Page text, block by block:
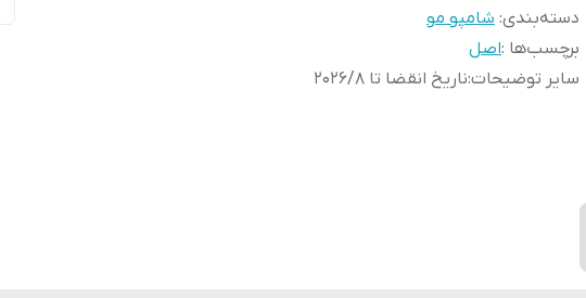
دسته‌بندی: شامپو مو
برچسب‌ها :اصل
سایر توضیحات:ناریخ انقضا تا 2026/8